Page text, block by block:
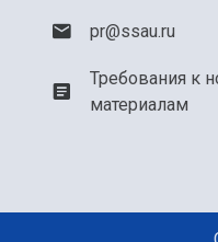
pr@ssau.ru
Требования к
материалам